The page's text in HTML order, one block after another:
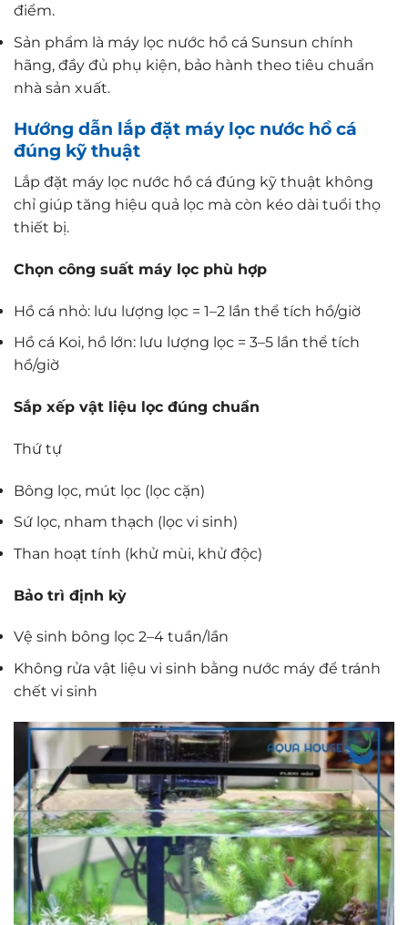
điểm.
Sản phẩm là máy lọc nước hồ cá Sunsun chính
hãng, đầy đủ phụ kiện, bảo hành theo tiêu chuẩn
nhà sản xuất.
Hướng dẫn lắp đặt máy lọc nước hồ cá
đúng kỹ thuật
Lắp đặt máy lọc nước hồ cá đúng kỹ thuật không
chỉ giúp tăng hiệu quả lọc mà còn kéo dài tuổi thọ
thiết bị.
Chọn công suất máy lọc phù hợp
Hồ cá nhỏ: lưu lượng lọc = 1–2 lần thể tích hồ/giờ
Hồ cá Koi, hồ lớn: lưu lượng lọc = 3–5 lần thể tích
hồ/giờ
Sắp xếp vật liệu lọc đúng chuẩn
Thứ tự
Bông lọc, mút lọc (lọc cặn)
Sứ lọc, nham thạch (lọc vi sinh)
Than hoạt tính (khử mùi, khử độc)
Bảo trì định kỳ
Vệ sinh bông lọc 2–4 tuần/lần
Không rửa vật liệu vi sinh bằng nước máy để tránh
chết vi sinh